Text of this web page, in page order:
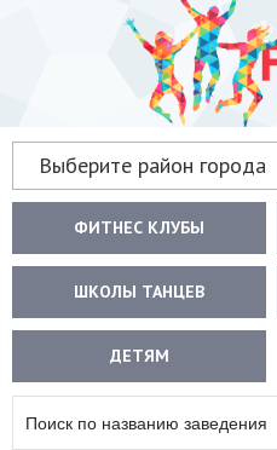
Выберите район города
ФИТНЕС КЛУБЫ
ШКОЛЫ ТАНЦЕВ
ДЕТЯМ